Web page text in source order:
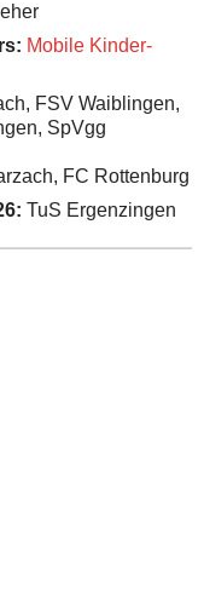
Mobile Kinder-
FSV Waiblingen,
SpVgg
FC Rottenburg
TuS Ergenzingen